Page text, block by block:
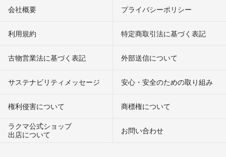
会社概要 プライバシーポリシー
利用規約 特定商取引法に基づく表記
古物営業法に基づく表記 外部送信について
サステナビリティメッセージ 安心・安全のための取り組み
権利侵害について
商標権について
ラクマ公式ショップ
出店について
お問い合わせ